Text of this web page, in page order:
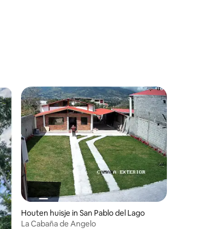
Houten huisje in San Pablo del Lago
La Cabaña de Angelo